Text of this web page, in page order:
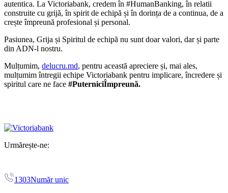
autentica. La Victoriabank, credem în #HumanBanking, în relatii
construite cu grijă, în spirit de echipă și în dorința de a continua, de a
crește împreună profesional și personal.
Pasiunea, Grija și Spiritul de echipă nu sunt doar valori, dar și parte
din ADN-l nostru.
Mulțumim, delucru.md, pentru această apreciere și, mai ales,
mulțumim întregii echipe Victoriabank pentru implicare, încredere și
spiritul care ne face #PuterniciÎmpreună.
Urmărește-ne:
1303Număr unic